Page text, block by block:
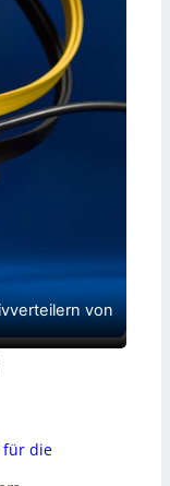
von
für die